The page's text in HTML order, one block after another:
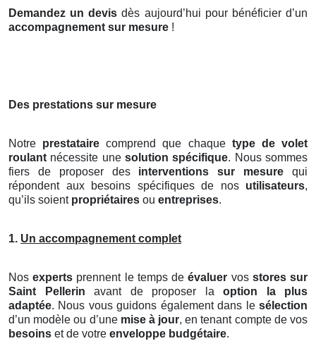
Demandez un devis dès aujourd’hui pour bénéficier d’un
accompagnement sur mesure !
Des prestations sur mesure
Notre prestataire comprend que chaque type de volet
roulant nécessite une solution spécifique. Nous sommes
fiers de proposer des interventions sur mesure qui
répondent aux besoins spécifiques de nos utilisateurs,
qu’ils soient propriétaires ou entreprises.
1. Un accompagnement complet
Nosexperts prennent le temps deévaluer vos stores sur
Saint Pellerin avant de proposer la option la plus
adaptée. Nous vous guidons également dans le sélection
d’un modèle ou d’une mise à jour, en tenant compte de vos
besoins et de votre enveloppe budgétaire.